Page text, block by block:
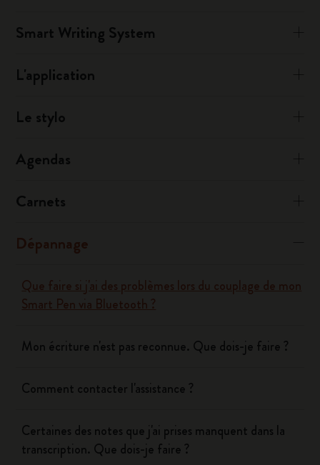
Smart Writing System
L'application
Le stylo
Agendas
Carnets
Dépannage
Que faire si j'ai des problèmes lors du couplage de mon
Smart Pen via Bluetooth ?
Mon écriture n'est pas reconnue. Que dois-je faire ?
Comment contacter l'assistance ?
Certaines des notes que j'ai prises manquent dans la
transcription. Que dois-je faire ?